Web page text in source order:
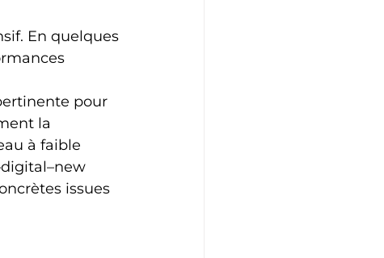
En quelques
pour
la
à faible
issues